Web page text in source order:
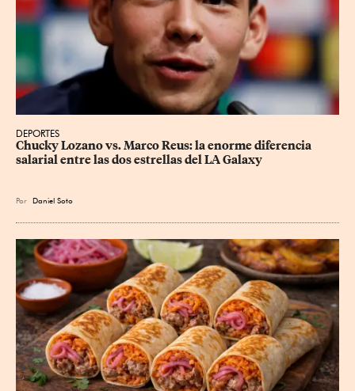
DEPORTES
Chucky Lozano vs. Marco Reus: la enorme diferencia
salarial entre las dos estrellas del LA Galaxy
Por Daniel Soto